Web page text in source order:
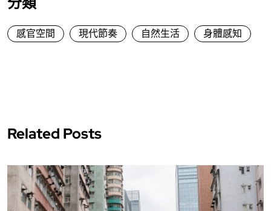
感官空間 現代節奏 自然生活 身體感知
Related Posts